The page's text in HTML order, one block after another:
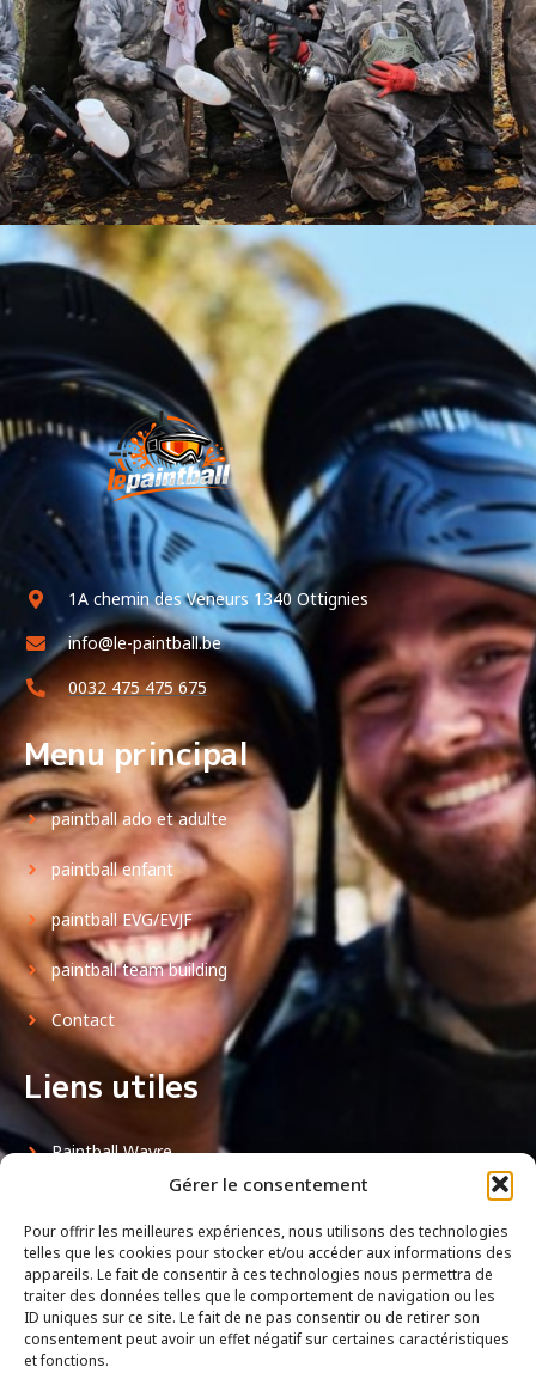
Gérer le consentement
Pour offrir les meilleures expériences, nous utilisons des technologies
telles que les cookies pour stocker et/ou accéder aux informations des
appareils. Le fait de consentir à ces technologies nous permettra de
traiter des données telles que le comportement de navigation ou les
ID uniques sur ce site. Le fait de ne pas consentir ou de retirer son
consentement peut avoir un effet négatif sur certaines caractéristiques
et fonctions.
1A chemin des Veneurs 1340 Ottignies
info@le-paintball.be
0032 475 475 675
Menu principal
paintball ado et adulte
paintball enfant
paintball EVG/EVJF
paintball team building
Contact
Liens utiles
Paintball Wavre
FAQ
Horaires d'ouverture
Lundi au Dimanche : 10h00 – 20h00